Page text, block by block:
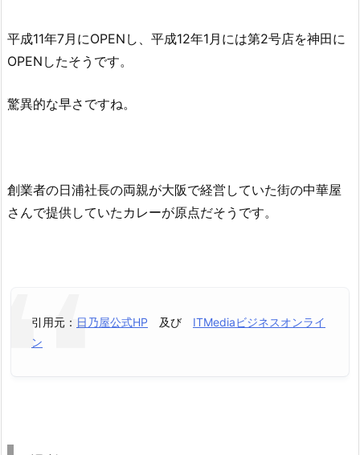
平成11年7月にOPENし、平成12年1月には第2号店を神田に
OPENしたそうです。
驚異的な早さですね。
創業者の日浦社長の両親が大阪で経営していた街の中華屋
さんで提供していたカレーが原点だそうです。
引用元： 日乃屋公式HP 及び ITMediaビジネスオンライ
ン